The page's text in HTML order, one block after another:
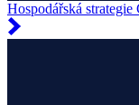
Hospodářská